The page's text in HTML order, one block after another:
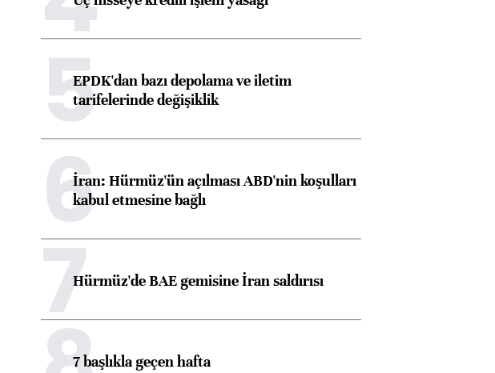
5EPDK'dan bazı depolama ve iletim
tarifelerinde değişiklik
6İran: Hürmüz'ün açılması ABD'nin koşulları
kabul etmesine bağlı
7Hürmüz'de BAE gemisine İran saldırısı
7 başlıkla geçen hafta